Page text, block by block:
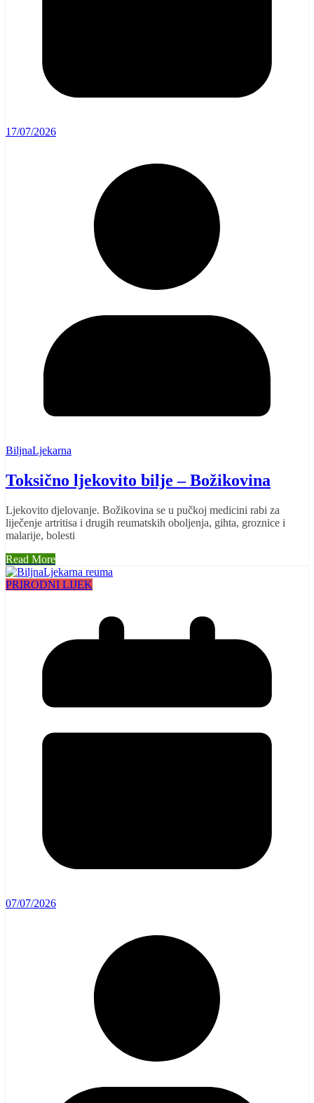
17/07/2026
BiljnaLjekarna
Toksično ljekovito bilje – Božikovina
Ljekovito djelovanje. Božikovina se u pučkoj medicini rabi za
liječenje artritisa i drugih reumatskih oboljenja, gihta, groznice i
malarije, bolesti
Read More
PRIRODNI LIJEK
07/07/2026